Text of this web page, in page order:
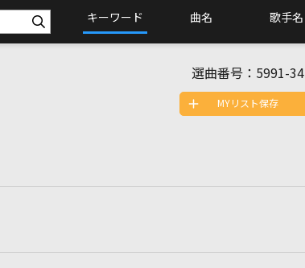
キーワード 曲名 歌手名
選曲番号： 5991-34
MYリスト保存